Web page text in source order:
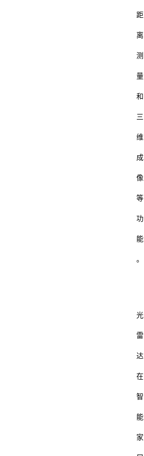
距
离
测
量
和
三
维
成
像
等
功
能
。
光
雷
达
在
智
能
家